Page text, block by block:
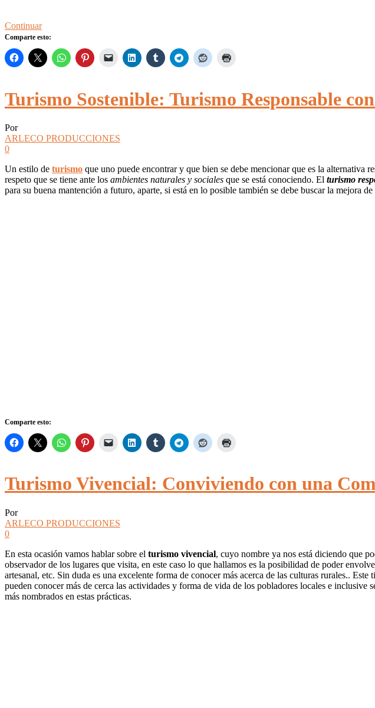
Continuar
Comparte esto:
Turismo Sostenible: Turismo Responsable
Por
ARLECO PRODUCCIONES
0
Un estilo de turismo que uno puede encontrar y que bien se debe mencionar que es la alternativa
respeto que se tiene ante los ambientes naturales y sociales que se está conociendo. El turismo
para su buena mantención a futuro, aparte, si está en lo posible también se debe buscar la mejora
Comparte esto:
Turismo Vivencial: Conviviendo con una
Por
ARLECO PRODUCCIONES
0
En esta ocasión vamos hablar sobre el turismo vivencial, cuyo nombre ya nos está diciendo que
observador de los lugares que visita, en este caso lo que hallamos es la posibilidad de poder
artesanal, etc. Sin duda es una excelente forma de conocer más acerca de las culturas rurales.. Este
pueden conocer más de cerca las actividades y forma de vida de los pobladores locales e inclusive
más nombrados en estas prácticas.